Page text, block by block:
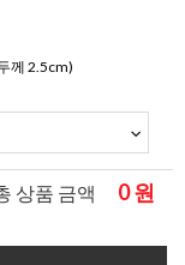
께 2.5cm)
상품 금액 0원